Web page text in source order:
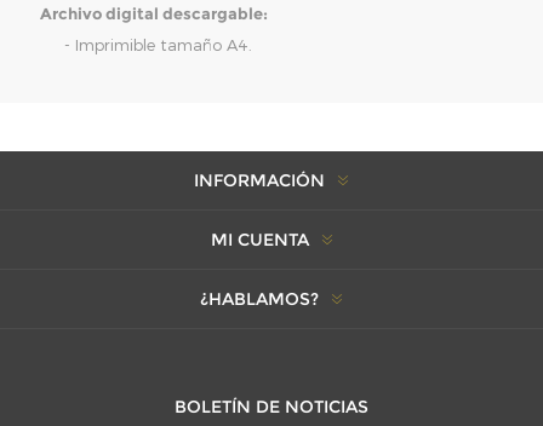
Archivo digital descargable:
- Imprimible tamaño A4.
INFORMACIÓN
MI CUENTA
¿HABLAMOS?
BOLETÍN DE NOTICIAS